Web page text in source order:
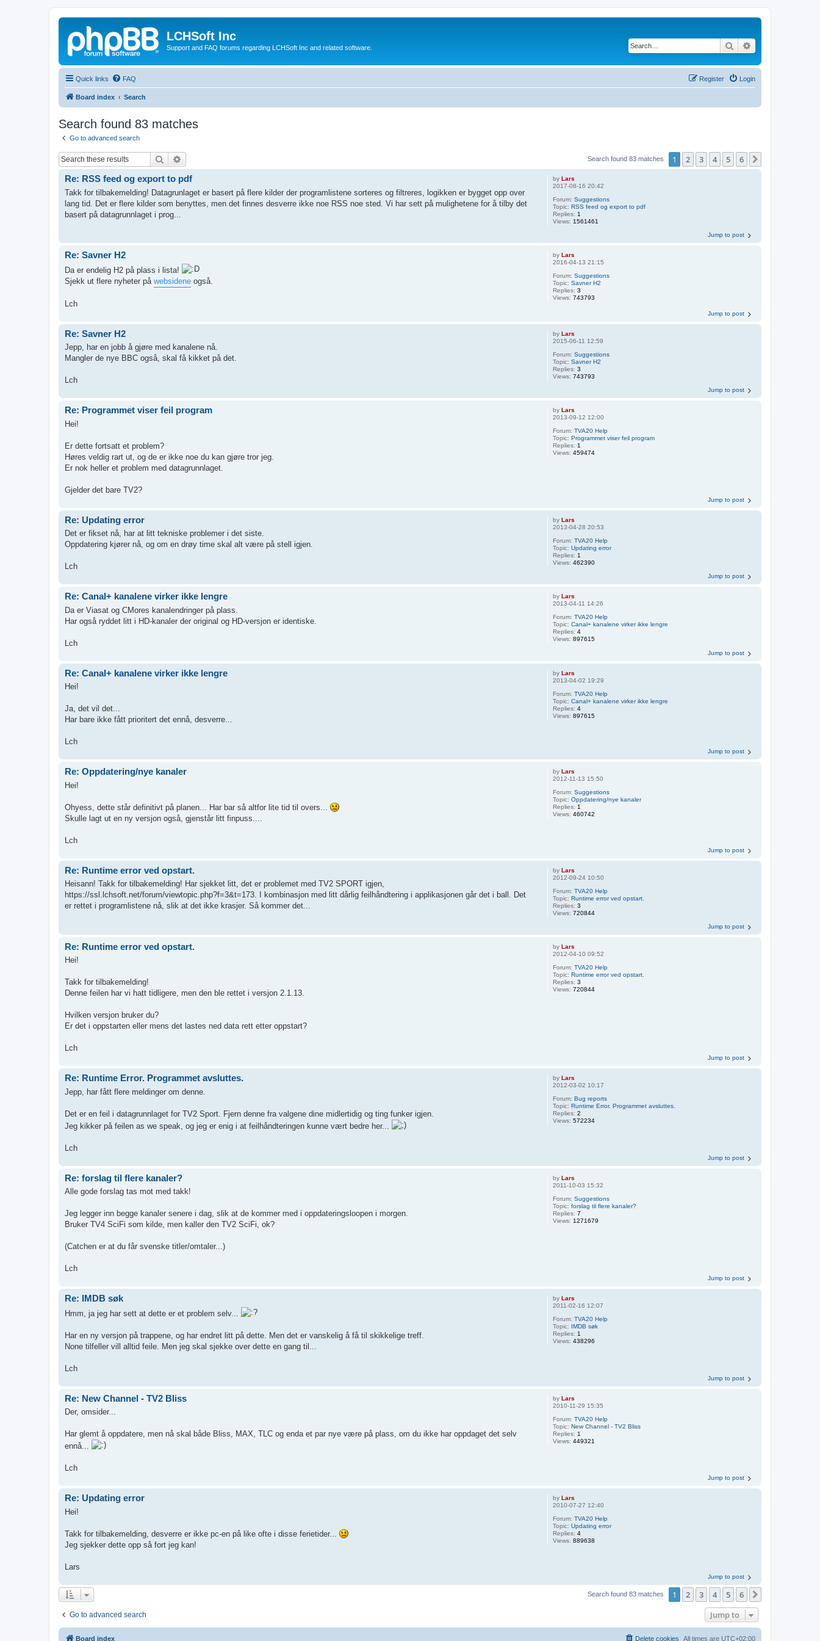
LCHSoft Inc
Support and FAQ forums regarding LCHSoft Inc and related software. Search
Quick links FAQ Login
Register
Board index Search
Search found 83 matches
Go to advanced search
Search Search found 83 matches 1 2 3 4 5 6
byLars
2017-08-16 20:42
Forum:Suggestions
Topic:RSS feed og export to pdf
Replies: 1
Views: 1561461
Re: RSS feed og export to pdf
Takk for tilbakemelding! Datagrunlaget er basert på flere kilder der programlistene sorteres og filtreres, logikken er bygget opp over
lang tid. Det er flere kilder som benyttes, men det finnes desverre ikke noe RSS noe sted. Vi har sett på mulighetene for å tilby det
basert på datagrunnlaget i prog...
Jump to post
byLars
2016-04-13 21:15
Forum:Suggestions
Topic:Savner H2
Replies:3
Views:743793
Re: Savner H2
Da er endelig H2 på plass i lista!
Sjekk ut flere nyheter på websidene også.
Lch
Jump to post
byLars
2015-06-11 12:59
Forum:Suggestions
Topic:Savner H2
Replies:3
Views:743793
Re: Savner H2
Jepp, har en jobb å gjøre med kanalene nå.
Mangler de nye BBC også, skal få kikket på det.
Lch
Jump to post
byLars
2013-09-12 12:00
Forum:TVA20 Help
Topic:Programmet viser feil program
Replies: 1
Views:459474
Re: Programmet viser feil program
Hei!
Er dette fortsatt et problem?
Høres veldig rart ut, og de er ikke noe du kan gjøre tror jeg.
Er nok heller et problem med datagrunnlaget.
Gjelder det bare TV2?
Jump to post
byLars
2013-04-28 20:53
Forum:TVA20 Help
Topic:Updating error
Replies: 1
Views:462390
Re: Updating error
Det er fikset nå, har at litt tekniske problemer i det siste.
Oppdatering kjører nå, og om en drøy time skal alt være på stell igjen.
Lch
Jump to post
byLars
2013-04-11 14:26
Forum:TVA20 Help
Topic:Canal+ kanalene virker ikke lengre
Replies:4
Views:897615
Re: Canal+ kanalene virker ikke lengre
Da er Viasat og CMores kanalendringer på plass.
Har også ryddet litt i HD-kanaler der original og HD-versjon er identiske.
Lch
Jump to post
byLars
2013-04-02 19:29
Forum:TVA20 Help
Topic:Canal+ kanalene virker ikke lengre
Replies:4
Views:897615
Re: Canal+ kanalene virker ikke lengre
Hei!
Ja, det vil det...
Har bare ikke fått prioritert det ennå, desverre...
Lch
Jump to post
byLars
2012-11-13 15:50
Forum:Suggestions
Topic:Oppdatering/nye kanaler
Replies: 1
Views:460742
Re: Oppdatering/nye kanaler
Hei!
Ohyess, dette står definitivt på planen... Har bar så altfor lite tid til overs...
Skulle lagt ut en ny versjon også, gjenstår litt finpuss....
Lch
Jump to post
byLars
2012-09-24 10:50
Forum:TVA20 Help
Topic:Runtime error ved opstart.
Replies:3
Views:720844
Re: Runtime error ved opstart.
Heisann! Takk for tilbakemelding! Har sjekket litt, det er problemet med TV2 SPORT igjen,
https://ssl.lchsoft.net/forum/viewtopic.php?f=3&t=173. I kombinasjon med litt dårlig feilhåndtering i applikasjonen går det i ball. Det
er rettet i programlistene nå, slik at det ikke krasjer. Så kommer det...
Jump to post
byLars
2012-04-10 09:52
Forum:TVA20 Help
Topic:Runtime error ved opstart.
Replies:3
Views:720844
Re: Runtime error ved opstart.
Hei!
Takk for tilbakemelding!
Denne feilen har vi hatt tidligere, men den ble rettet i versjon 2.1.13.
Hvilken versjon bruker du?
Er det i oppstarten eller mens det lastes ned data rett etter oppstart?
Lch
Jump to post
byLars
2012-03-02 10:17
Forum:Bug reports
Topic:Runtime Error. Programmet avsluttes.
Replies:2
Views:572234
Re: Runtime Error. Programmet avsluttes.
Jepp, har fått flere meldinger om denne.
Det er en feil i datagrunnlaget for TV2 Sport. Fjern denne fra valgene dine midlertidig og ting funker igjen.
Jeg kikker på feilen as we speak, og jeg er enig i at feilhåndteringen kunne vært bedre her...
Lch
Jump to post
byLars
2011-10-03 15:32
Forum:Suggestions
Topic:forslag til flere kanaler?
Replies:7
Views: 1271679
Re: forslag til flere kanaler?
Alle gode forslag tas mot med takk!
Jeg legger inn begge kanaler senere i dag, slik at de kommer med i oppdateringsloopen i morgen.
Bruker TV4 SciFi som kilde, men kaller den TV2 SciFi, ok?
(Catchen er at du får svenske titler/omtaler...)
Lch
Jump to post
byLars
2011-02-16 12:07
Forum:TVA20 Help
Topic: IMDB søk
Replies: 1
Views:438296
Re: IMDB søk
Hmm, ja jeg har sett at dette er et problem selv...
Har en ny versjon på trappene, og har endret litt på dette. Men det er vanskelig å få til skikkelige treff.
None tilfeller vill alltid feile. Men jeg skal sjekke over dette en gang til...
Lch
Jump to post
byLars
2010-11-29 15:35
Forum:TVA20 Help
Topic:New Channel - TV2 Bliss
Replies: 1
Views:449321
Re: New Channel - TV2 Bliss
Der, omsider...
Har glemt å oppdatere, men nå skal både Bliss, MAX, TLC og enda et par nye være på plass, om du ikke har oppdaget det selv
ennå...
Lch
Jump to post
byLars
2010-07-27 12:40
Forum:TVA20 Help
Topic:Updating error
Replies:4
Views:889638
Re: Updating error
Hei!
Takk for tilbakemelding, desverre er ikke pc-en på like ofte i disse ferietider...
Jeg sjekker dette opp så fort jeg kan!
Lars
Jump to post
Search found 83 matches 1 2 3 4 5 6
Go to advanced search Jump to
Board index All times are UTC+02:00
Delete cookies